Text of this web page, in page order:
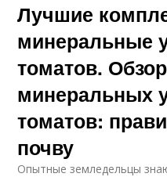
Лучшие
минеральные
томатов.
минеральных
томатов:
почву
Опытные земледельцы